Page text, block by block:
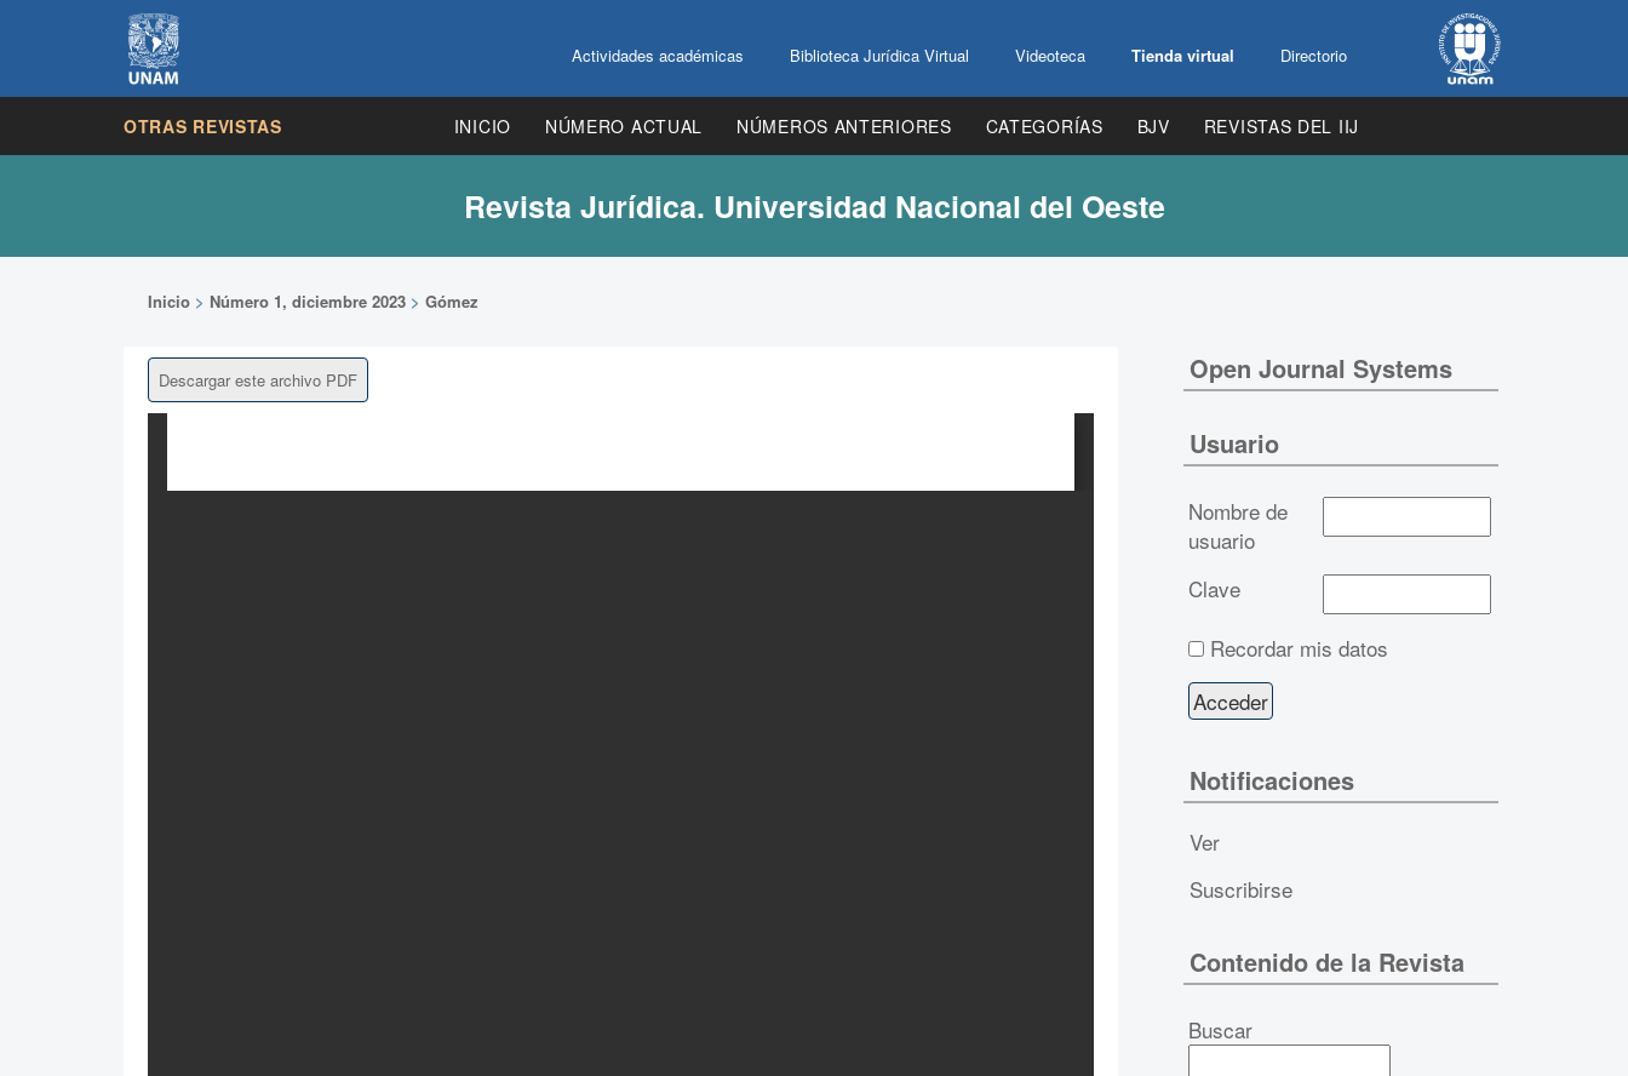
Actividades académicas Biblioteca Jurídica Virtual Videoteca Tienda virtual Directorio
OTRAS REVISTAS INICIO NÚMERO ACTUAL NÚMEROS ANTERIORES CATEGORÍAS BJV REVISTAS DEL IIJ
Revista Jurídica. Universidad Nacional del Oeste
Inicio > Número 1, diciembre 2023 > Gómez
Descargar este archivo PDF Open Journal Systems
Usuario
Nombre de
usuario
Clave
Recordar mis datos
Notificaciones
Ver
Suscribirse
Contenido de la Revista
Buscar